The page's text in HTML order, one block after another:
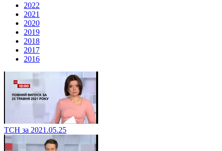
2022
2021
2020
2019
2018
2017
2016
ТСН за 2021.05.25